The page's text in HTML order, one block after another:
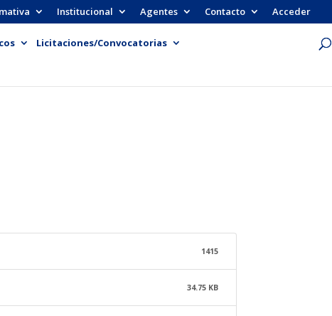
Institucional Agentes Contacto Acceder
Licitaciones/Convocatorias
1415
34.75 KB